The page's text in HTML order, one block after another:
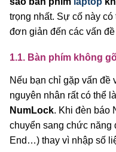
trọng nhất. Sự cố này
đơn giản đến các vấn
1.1. Bàn phím không
Nếu bạn chỉ gặp vấn đề
nguyên nhân rất có thể
NumLock. Khi đèn báo
chuyển sang chức năng
End…) thay vì nhập số